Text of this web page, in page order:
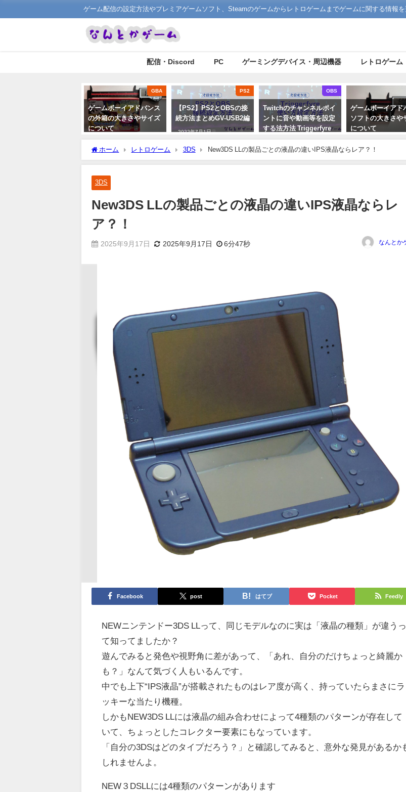
ゲーム配信の設定方法やプレミアゲームソフト、Steamのゲームからレトロゲームまでゲームに関する情報を
配信・Discord PC ゲーミングデバイス・周辺機器 レトロゲーム
GBA
ゲームボーイアドバンス
の外箱の大きさやサイズ
について
PS2
【PS2】PS2とOBSの接
続方法まとめGV-USB2編
2022年7月1日
OBS
Twitchのチャンネルポイ
ントに音や動画等を設定
する法方法 Triggerfyre
設定方法
2022年8月17日
ゲームボーイアド
ソフトの大きさや
について
ホーム レトロゲーム 3DS New3DS LLの製品ごとの液晶の違いIPS液晶ならレア？！
3DS
New3DS LLの製品ごとの液晶の違いIPS液晶ならレ
ア？！
2025年9月17日 2025年9月17日 6分47秒 なんとか
Facebook post はてブ Pocket Feedly
NEWニンテンドー3DS LLって、同じモデルなのに実は「液晶の種類」が違うっ
て知ってましたか？
遊んでみると発色や視野角に差があって、「あれ、自分のだけちょっと綺麗か
も？」なんて気づく人もいるんです。
中でも上下“IPS液晶”が搭載されたものはレア度が高く、持っていたらまさにラ
ッキーな当たり機種。
しかもNEW3DS LLには液晶の組み合わせによって4種類のパターンが存在して
いて、ちょっとしたコレクター要素にもなっています。
「自分の3DSはどのタイプだろう？」と確認してみると、意外な発見があるか
しれませんよ。
NEW３DSLLには4種類のパターンがあります